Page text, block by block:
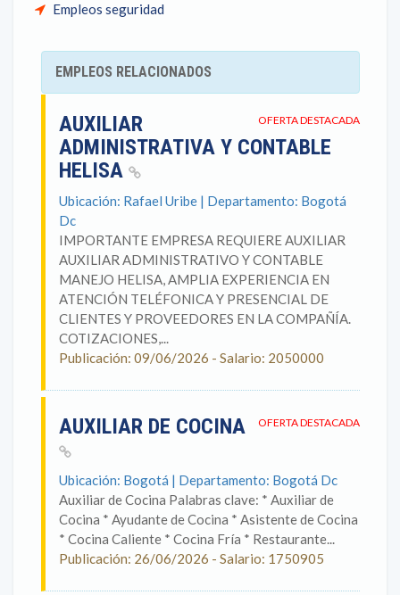
Empleos seguridad
EMPLEOS RELACIONADOS
OFERTA DESTACADA
AUXILIAR
ADMINISTRATIVA Y CONTABLE
HELISA
Ubicación: Rafael Uribe | Departamento: Bogotá
Dc
IMPORTANTE EMPRESA REQUIERE AUXILIAR
AUXILIAR ADMINISTRATIVO Y CONTABLE
MANEJO HELISA, AMPLIA EXPERIENCIA EN
ATENCIÓN TELÉFONICA Y PRESENCIAL DE
CLIENTES Y PROVEEDORES EN LA COMPAÑÍA.
COTIZACIONES,...
Publicación: 09/06/2026 - Salario: 2050000
OFERTA DESTACADA
AUXILIAR DE COCINA
Ubicación: Bogotá | Departamento: Bogotá Dc
Auxiliar de Cocina Palabras clave: * Auxiliar de
Cocina * Ayudante de Cocina * Asistente de Cocina
* Cocina Caliente * Cocina Fría * Restaurante...
Publicación: 26/06/2026 - Salario: 1750905